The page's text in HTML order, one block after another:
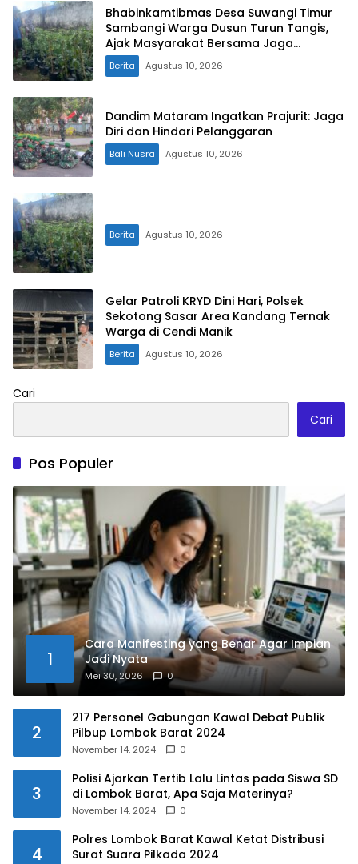
Bhabinkamtibmas Desa Suwangi Timur
Sambangi Warga Dusun Turun Tangis,
Ajak Masyarakat Bersama Jaga
Kamtibmas
Berita Agustus 10, 2026
Dandim Mataram Ingatkan Prajurit: Jaga
Diri dan Hindari Pelanggaran
Bali Nusra Agustus 10, 2026
Berita Agustus 10, 2026
Gelar Patroli KRYD Dini Hari, Polsek
Sekotong Sasar Area Kandang Ternak
Warga di Cendi Manik
Berita Agustus 10, 2026
Cari
Cari
Pos Populer
1
Cara Manifesting yang Benar Agar Impian
Jadi Nyata
Mei 30, 2026 0
2
217 Personel Gabungan Kawal Debat Publik
Pilbup Lombok Barat 2024
November 14, 2024 0
3
Polisi Ajarkan Tertib Lalu Lintas pada Siswa SD
di Lombok Barat, Apa Saja Materinya?
November 14, 2024 0
4
Polres Lombok Barat Kawal Ketat Distribusi
Surat Suara Pilkada 2024